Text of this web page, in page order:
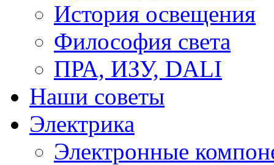
История освещения
Философия света
ПРА, ИЗУ, DALI
Наши советы
Электрика
Электронные